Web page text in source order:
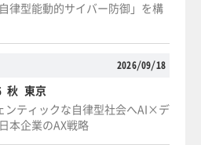
律型能動的サイバー防御」を構
2026/09/18
秋 東京
ンティックな自律型社会へAI×デ
本企業のAX戦略